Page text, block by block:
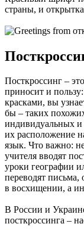
страны, и
Посткроссинг –
приносит и
красками, вы
бы – таких
индивидуальных и
их расположение
язык. Что важно:
учителя вводят
уроки географии
переводят
в восхищении, а
В России и
посткроссинга –